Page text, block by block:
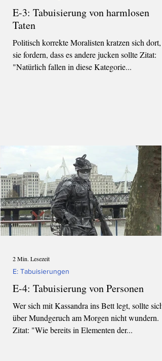
E-3: Tabuisierung von harmlosen
Taten
Politisch korrekte Moralisten kratzen sich dort,
sie fordern, dass es andere jucken sollte Zitat:
"Natürlich fallen in diese Kategorie...
E-4: Tabuisierung von Personen
Wer sich mit Kassandra ins Bett legt, sollte sich
über Mundgeruch am Morgen nicht wundern.
Zitat: "Wie bereits in Elementen der...
E: Tabuisierungen
2 Min. Lesezeit